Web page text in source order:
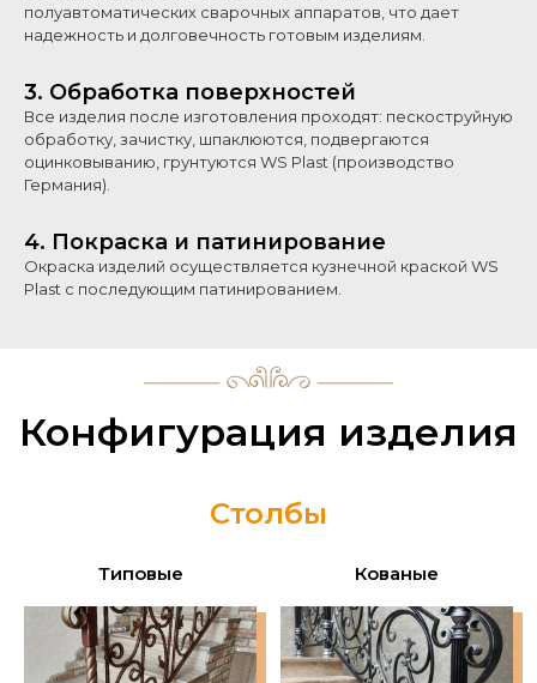
полуавтоматических сварочных аппаратов, что дает
надежность и долговечность готовым изделиям.
3. Обработка поверхностей
Все изделия после изготовления проходят: пескоструйную
обработку, зачистку, шпаклюются, подвергаются
оцинковыванию, грунтуются WS Plast (производство
Германия).
4. Покраска и патинирование
Окраска изделий осуществляется кузнечной краской WS
Plast с последующим патинированием.
Конфигурация изделия
Столбы
Типовые Кованые